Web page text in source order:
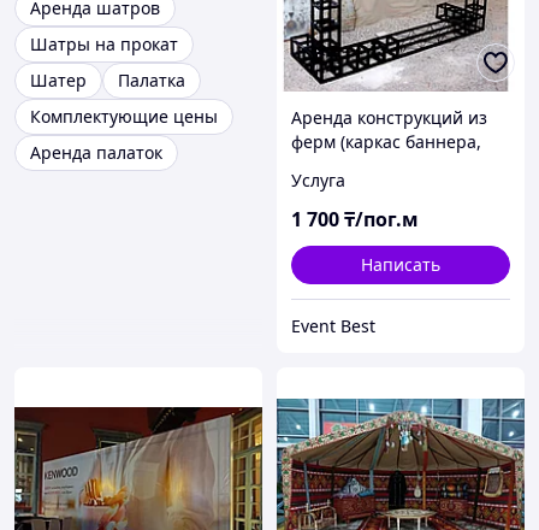
Аренда шатров
Шатры на прокат
Шатер
Палатка
Комплектующие цены
Аренда палаток
Аренда конструкций из
ферм (каркас баннера,
Услуга
1 700₸/пог.м
Написать
Event Best